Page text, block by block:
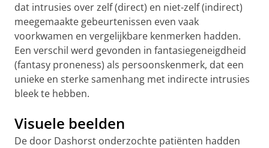
dat intrusies over zelf (direct) en niet-zelf (indirect)
meegemaakte gebeurtenissen even vaak
voorkwamen en vergelijkbare kenmerken hadden.
Een verschil werd gevonden in fantasiegeneigdheid
(fantasy proneness) als persoonskenmerk, dat een
unieke en sterke samenhang met indirecte intrusies
bleek te hebben.
Visuele beelden
De door Dashorst onderzochte patiënten hadden